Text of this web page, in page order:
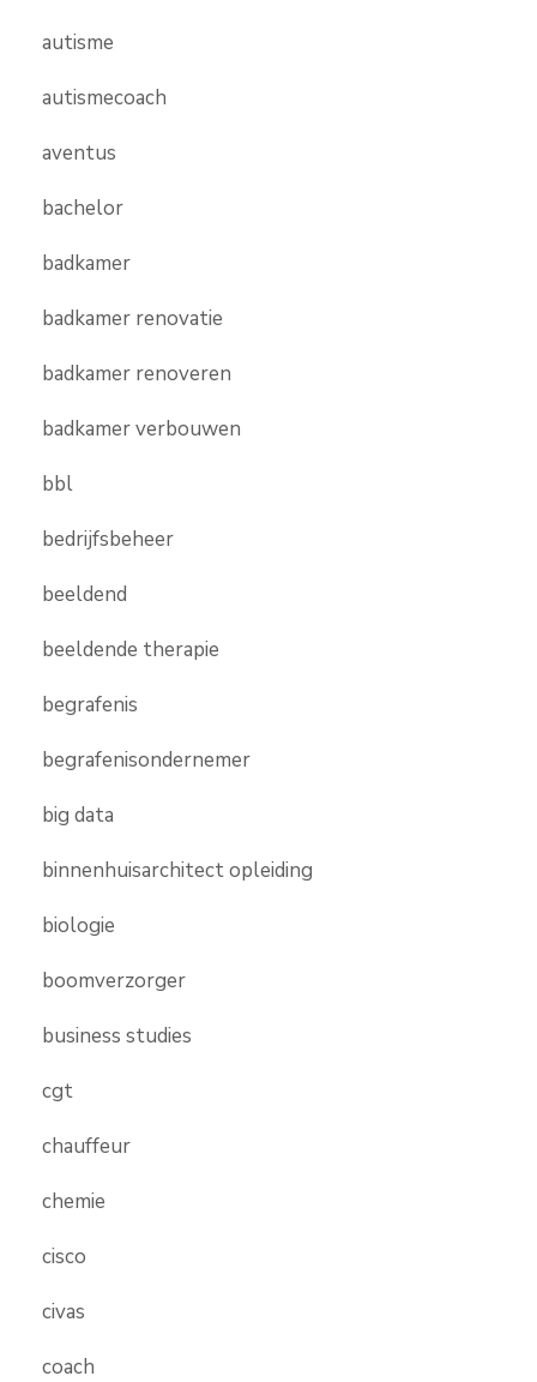
autisme
autismecoach
aventus
bachelor
badkamer
badkamer renovatie
badkamer renoveren
badkamer verbouwen
bbl
bedrijfsbeheer
beeldend
beeldende therapie
begrafenis
begrafenisondernemer
big data
binnenhuisarchitect opleiding
biologie
boomverzorger
business studies
cgt
chauffeur
chemie
cisco
civas
coach